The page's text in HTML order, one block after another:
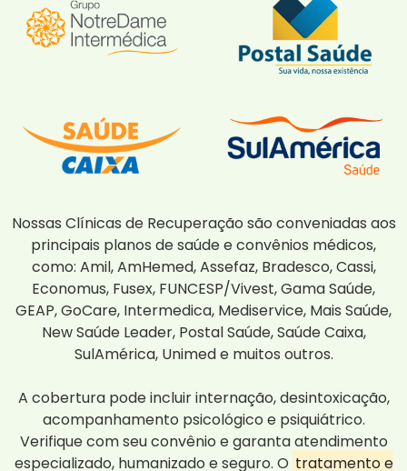
Nossas Clínicas de Recuperação são conveniadas aos
principais planos de saúde e convênios médicos,
como: Amil, AmHemed, Assefaz, Bradesco, Cassi,
Economus, Fusex, FUNCESP/Vivest, Gama Saúde,
GEAP, GoCare, Intermedica, Mediservice, Mais Saúde,
New Saúde Leader, Postal Saúde, Saúde Caixa,
SulAmérica, Unimed e muitos outros.
A cobertura pode incluir internação, desintoxicação,
acompanhamento psicológico e psiquiátrico.
Verifique com seu convênio e garanta atendimento
especializado, humanizado e seguro. O tratamento e